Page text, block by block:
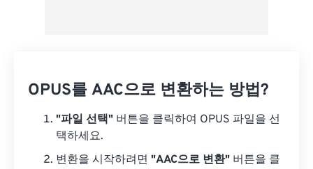
OPUS를 AAC으로 변환하는 방법?
"파일 선택" 버튼을 클릭하여 OPUS 파일을 선
택하세요.
변환을 시작하려면 "AAC으로 변환" 버튼을 클